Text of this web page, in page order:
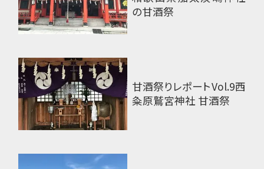
の甘酒祭
甘酒祭りレポートVol.9西
粂原鷲宮神社 甘酒祭